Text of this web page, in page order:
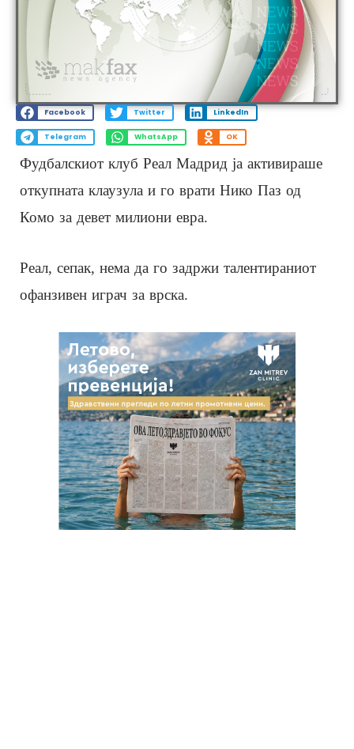
Facebook Twitter LinkedIn
Telegram WhatsApp OK
Фудбалскиот клуб Реал Мадрид ја активираше
откупната клаузула и го врати Нико Паз од
Комо за девет милиони евра.
Реал, сепак, нема да го задржи талентираниот
офанзивен играч за врска.